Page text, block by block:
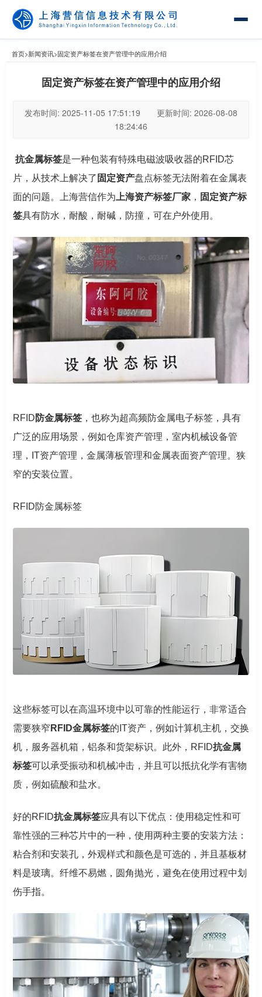
首页>新闻资讯>固定资产标签在资产管理中的应用介绍
固定资产标签在资产管理中的应用介绍
发布时间: 2025-11-05 17:51:19 更新时间: 2026-08-08
18:24:46
抗金属标签是一种包装有特殊电磁波吸收器的RFID芯
片，从技术上解决了 固定资产盘点标签无法附着在金属表
面的问题。上海营信作为 上海资产标签厂家 ， 固定资产标
签具有防水，耐酸，耐碱，防撞，可在户外使用。
RFID 防金属标签 ，也称为超高频防金属电子标签，具有
广泛的应用场景，例如仓库资产管理，室内机械设备管
理，IT资产管理，金属薄板管理和金属表面资产管理。狭
窄的安装位置。
RFID防金属标签
这些标签可以在高温环境中以可靠的性能运行，非常适合
需要狭窄 RFID金属标签的IT资产，例如计算机主机，交换
机，服务器机箱，铝条和货架标识。此外，RFID抗金属
标签可以承受振动和机械冲击，并且可以抵抗化学有害物
质，例如硫酸和盐水。
好的RFID抗金属标签应具有以下优点：使用稳定性和可
靠性强的三种芯片中的一种，使用两种主要的安装方法：
粘合剂和安装孔，外观样式和颜色是可选的，并且基板材
料是玻璃。纤维不易燃，圆角抛光，避免在使用过程中划
伤手指。